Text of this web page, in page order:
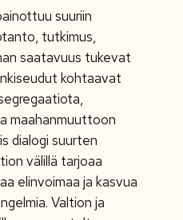
suuriin
tutkimus,
saatavuus tukevat
kohtaavat
maahanmuuttoon
dialogi suurten
välillä tarjoaa
elinvoimaa ja kasvua
Valtion ja